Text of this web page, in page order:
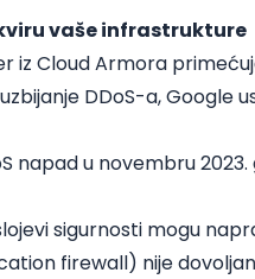
vaše infrastrukture
iz Cloud Armora
DDoS-a, Google
napad u novembru 2023.
sigurnosti mogu
firewall) nije